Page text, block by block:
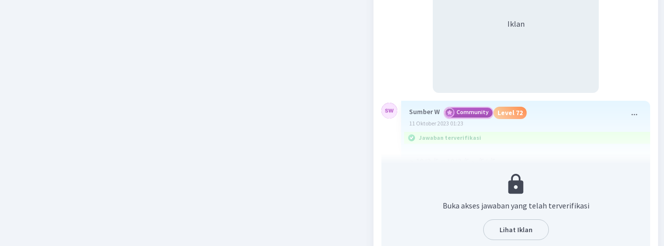
Iklan
Sumber W Community Level 72
11 Oktober 2023 01:23
Jawaban terverifikasi
b. 2/(1 + √3) = 2/(1 + √3) x (1 - √3)(1 - √3)
= 2(1 - √3)/1 - 3
= 2(1 - √3)/ -2
Buka akses jawaban yang telah terverifikasi
Lihat Iklan